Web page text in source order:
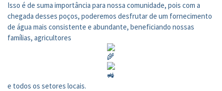
Isso é de suma importância para nossa comunidade, pois com a
chegada desses poços, poderemos desfrutar de um fornecimento
de água mais consistente e abundante, beneficiando nossas
famílias, agricultores
e todos os setores locais.